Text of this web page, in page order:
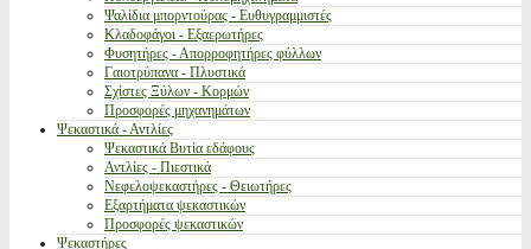
Ψαλίδια μπορντούρας - Ευθυγραμμιστές
Κλαδοφάγοι - Εξαερωτήρες
Φυσητήρες - Απορροφητήρες φύλλων
Γαιοτρύπανα - Πλυστικά
Σχίστες Ξύλων - Κορμών
Προσφορές μηχανημάτων
Ψεκαστικά - Αντλίες
Ψεκαστικά Βυτία εδάφους
Αντλίες - Πιεστικά
Νεφελοψεκαστήρες - Θειωτήρες
Εξαρτήματα ψεκαστικών
Προσφορές ψεκαστικών
Ψεκαστήρες